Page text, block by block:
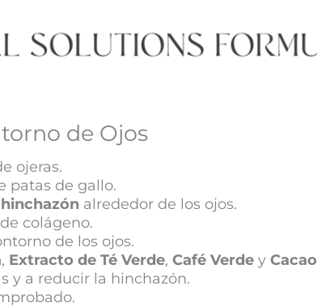
de Ojos
ojeras.
patas de gallo.
alrededor de los ojos.
de colágeno.
de los ojos.
, Extracto de Té Verde,Café Verde yCacao
y a reducir la hinchazón.